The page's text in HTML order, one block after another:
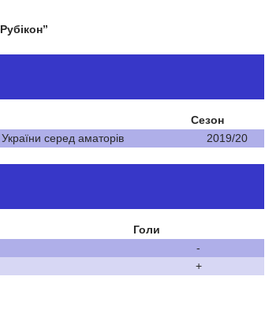
Сезон
серед аматорів 2019/20
Голи
-
+